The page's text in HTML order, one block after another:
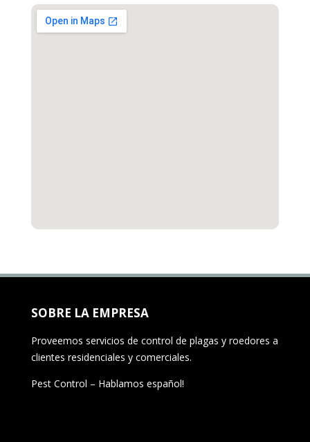
SOBRE LA EMPRESA
Proveemos servicios de control de plagas y roedores a
clientes residenciales y comerciales.
Pest Control – Hablamos español!